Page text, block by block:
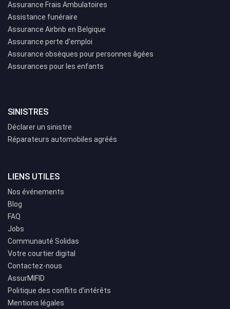
Assurance Frais Ambulatoires
Assistance funéraire
Assurance Airbnb en Belgique
Assurance perte d’emploi
Assurance obsèques pour personnes âgées
Assurances pour les enfants
SINISTRES
Déclarer un sinistre
Réparateurs automobiles agréés
LIENS UTILES
Nos événements
Blog
FAQ
Jobs
Communauté Solidas
Votre courtier digital
Contactez-nous
AssurMIFID
Politique des conflits d’intérêts
Mentions légales